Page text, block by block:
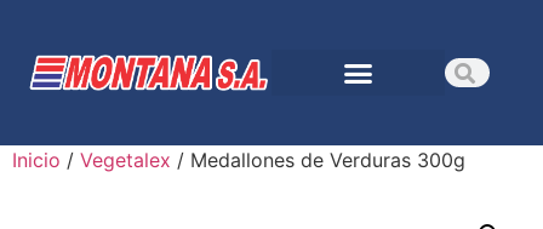
Inicio / Vegetalex / Medallones de Verduras 300g